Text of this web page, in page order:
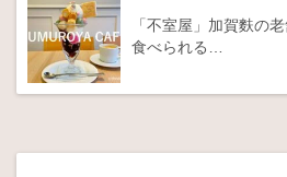
「不室屋」加賀麩の
食べられる…